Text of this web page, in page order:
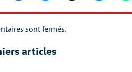
sont fermés.
articles